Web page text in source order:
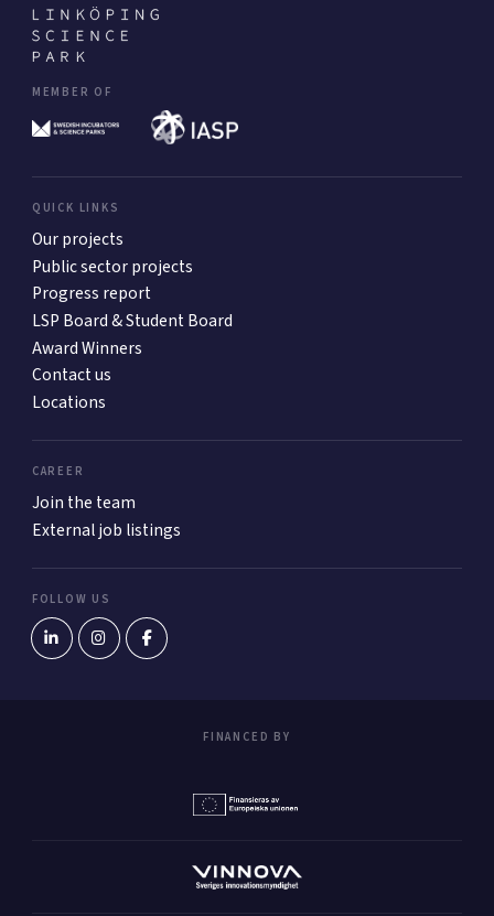
MEMBER OF
QUICK LINKS
Our projects
Public sector projects
Progress report
LSP Board & Student Board
Award Winners
Contact us
Locations
CAREER
Join the team
External job listings
FOLLOW US
FINANCED BY